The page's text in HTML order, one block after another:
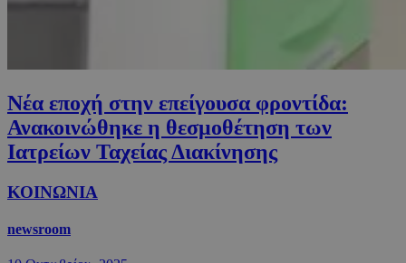
Νέα εποχή στην επείγουσα φροντίδα:
Ανακοινώθηκε η θεσμοθέτηση των
Ιατρείων Ταχείας Διακίνησης
ΚΟΙΝΩΝΙΑ
newsroom